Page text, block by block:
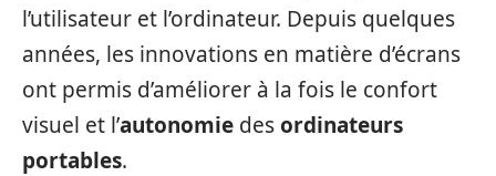
l’utilisateur et l’ordinateur. Depuis quelques
années, les innovations en matière d’écrans
ont permis d’améliorer à la fois le confort
visuel et l’autonomie desordinateurs
portables.